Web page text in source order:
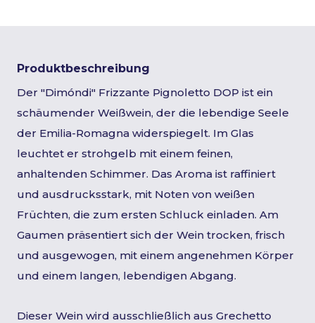
Produktbeschreibung
Der "Dimóndi" Frizzante Pignoletto DOP ist ein
schäumender Weißwein, der die lebendige Seele
der Emilia-Romagna widerspiegelt. Im Glas
leuchtet er strohgelb mit einem feinen,
anhaltenden Schimmer. Das Aroma ist raffiniert
und ausdrucksstark, mit Noten von weißen
Früchten, die zum ersten Schluck einladen. Am
Gaumen präsentiert sich der Wein trocken, frisch
und ausgewogen, mit einem angenehmen Körper
und einem langen, lebendigen Abgang.
Dieser Wein wird ausschließlich aus Grechetto